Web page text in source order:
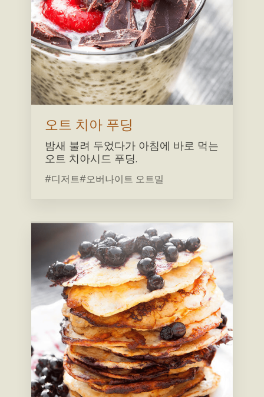
오트 치아 푸딩
밤새 불려 두었다가 아침에 바로 먹는
오트 치아시드 푸딩.
#디저트#오버나이트 오트밀